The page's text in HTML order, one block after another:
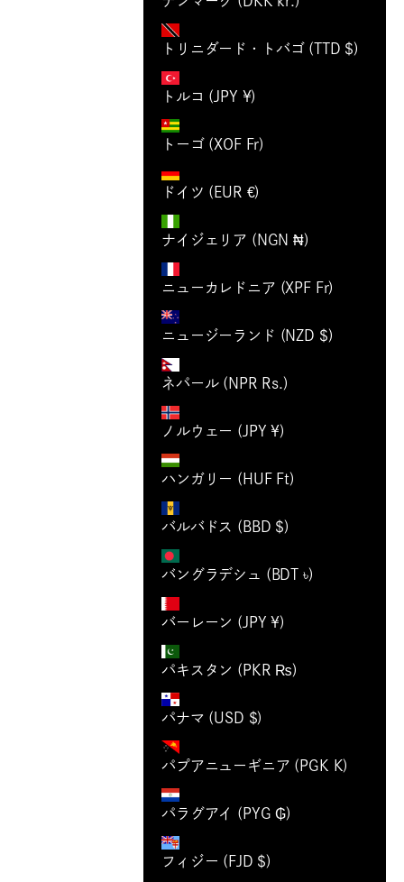
トリニダード・トバゴ (TTD $)
トルコ (JPY ¥)
トーゴ (XOF Fr)
ドイツ (EUR €)
ナイジェリア (NGN ₦)
ニューカレドニア (XPF Fr)
ニュージーランド (NZD $)
ネパール (NPR Rs.)
ノルウェー (JPY ¥)
ハンガリー (HUF Ft)
バルバドス (BBD $)
バングラデシュ (BDT ৳)
バーレーン (JPY ¥)
パキスタン (PKR ₨)
パナマ (USD $)
パプアニューギニア (PGK K)
パラグアイ (PYG ₲)
フィジー (FJD $)